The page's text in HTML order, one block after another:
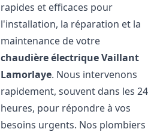
rapides et efficaces pour
l'installation, la réparation et la
maintenance de votre
chaudière électrique Vaillant
Lamorlaye. Nous intervenons
rapidement, souvent dans les 24
heures, pour répondre à vos
besoins urgents. Nos plombiers